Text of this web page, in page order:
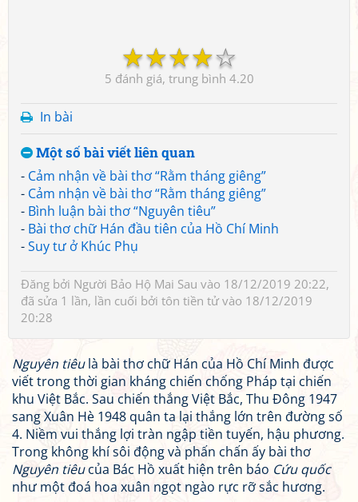
☆
☆
☆
☆
☆
5 4.20
In bài
Một số bài viết liên quan
- Cảm nhận về bài thơ “Rằm tháng giêng”
- Cảm nhận về bài thơ “Rằm tháng giêng”
- Bình luận bài thơ “Nguyên tiêu”
- Bài thơ chữ Hán đầu tiên của Hồ Chí Minh
-Suy tư ở Khúc Phụ
Đăng bởi Người Bảo Hộ Mai Sau vào 18/12/2019 20:22,
đã sửa 1 lần, lần cuối bởi tôn tiền tửvào 18/12/2019
20:28
Nguyên tiêulà bài thơ chữ Hán của Hồ Chí Minh được
viết trong thời gian kháng chiến chống Pháp tại chiến
khu Việt Bắc. Sau chiến thắng Việt Bắc, Thu Đông 1947
sang Xuân Hè 1948 quân ta lại thắng lớn trên đường số
4. Niềm vui thắng lợi tràn ngập tiền tuyến, hậu phương.
Trong không khí sôi động và phấn chấn ấy bài thơ
Nguyên tiêucủa Bác Hồ xuất hiện trên báo Cứu quốc
như một đoá hoa xuân ngọt ngào rực rỡ sắc hương.